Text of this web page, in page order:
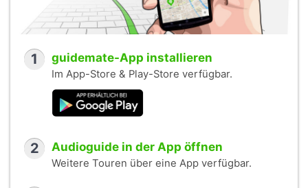
1 guidemate-App installieren
Im App-Store & Play-Store verfügbar.
2 Audioguide in der App öffnen
Weitere Touren über eine App verfügbar.